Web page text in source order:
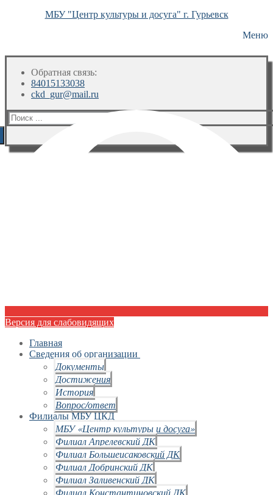
МБУ "Центр культуры и досуга" г. Гурьевск
Меню
Обратная связь:
84015133038
ckd_gur@mail.ru
Искать:
Версия для слабовидящих
Главная
Сведения об организации
Документы
Достижения
История
Вопрос/ответ
Филиалы МБУ ЦКД
МБУ «Центр культуры и досуга»
Филиал Апрелевский ДК
Филиал Большеисаковский ДК
Филиал Добринский ДК
Филиал Заливенский ДК